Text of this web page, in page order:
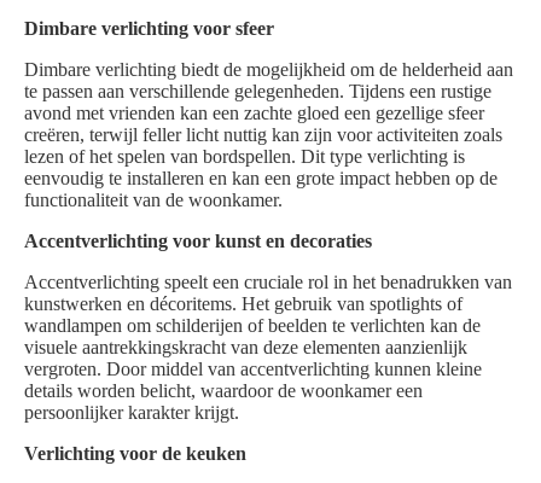
Dimbare verlichting voor sfeer
Dimbare verlichting biedt de mogelijkheid om de helderheid aan
te passen aan verschillende gelegenheden. Tijdens een rustige
avond met vrienden kan een zachte gloed een gezellige sfeer
creëren, terwijl feller licht nuttig kan zijn voor activiteiten zoals
lezen of het spelen van bordspellen. Dit type verlichting is
eenvoudig te installeren en kan een grote impact hebben op de
functionaliteit van de woonkamer.
Accentverlichting voor kunst en decoraties
Accentverlichting speelt een cruciale rol in het benadrukken van
kunstwerken en décoritems. Het gebruik van spotlights of
wandlampen om schilderijen of beelden te verlichten kan de
visuele aantrekkingskracht van deze elementen aanzienlijk
vergroten. Door middel van accentverlichting kunnen kleine
details worden belicht, waardoor de woonkamer een
persoonlijker karakter krijgt.
Verlichting voor de keuken